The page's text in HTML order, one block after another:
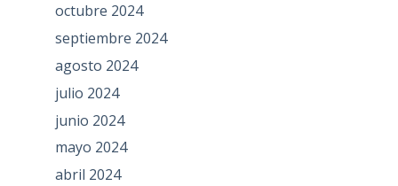
octubre 2024
septiembre 2024
agosto 2024
julio 2024
junio 2024
mayo 2024
abril 2024